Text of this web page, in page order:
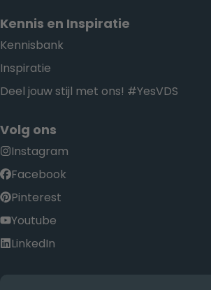
Kennis en Inspiratie
Kennisbank
Inspiratie
Deel jouw stijl met ons! #YesVDS
Volg ons
Instagram
Facebook
Pinterest
Youtube
LinkedIn